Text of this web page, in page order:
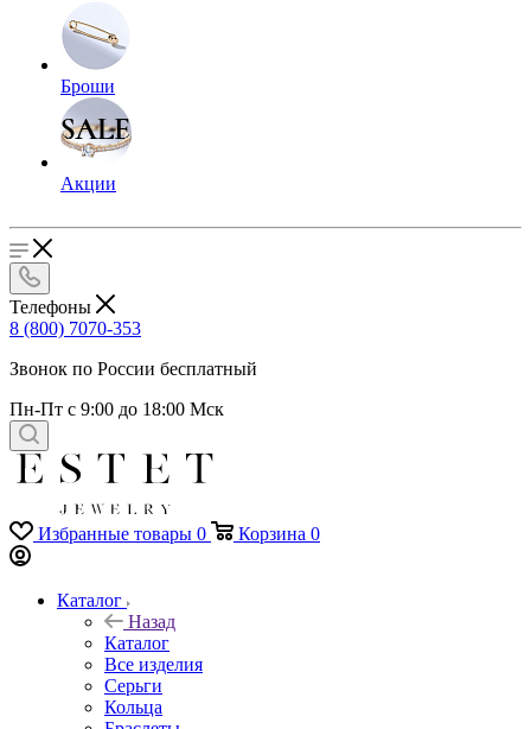
Броши
Акции
Телефоны
8 (800) 7070-353
Звонок по России бесплатный
Пн-Пт с 9:00 до 18:00 Мск
Избранные товары 0 Корзина 0
Каталог
Назад
Каталог
Все изделия
Серьги
Кольца